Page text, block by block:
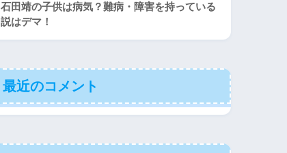
石田靖の子供は病気？難病・障害を持っている
説はデマ！
最近のコメント